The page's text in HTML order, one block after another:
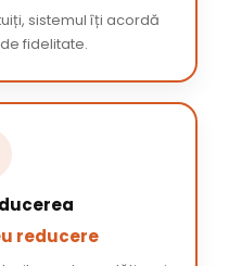
sistemul îți acordă
fidelitate.
reducere